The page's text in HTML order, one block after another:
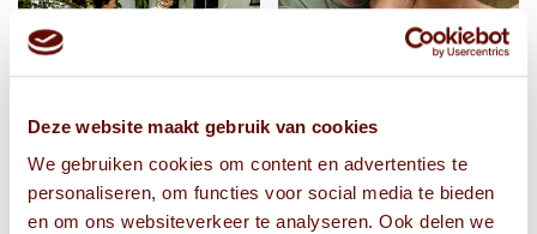
Deze website maakt gebruik van cookies
We gebruiken cookies om content en advertenties te
personaliseren, om functies voor social media te bieden
en om ons websiteverkeer te analyseren. Ook delen we